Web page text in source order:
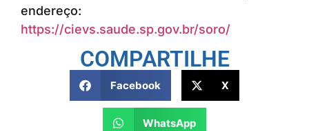
endereço:
https://cievs.saude.sp.gov.br/soro/
COMPARTILHE
Facebook X
WhatsApp